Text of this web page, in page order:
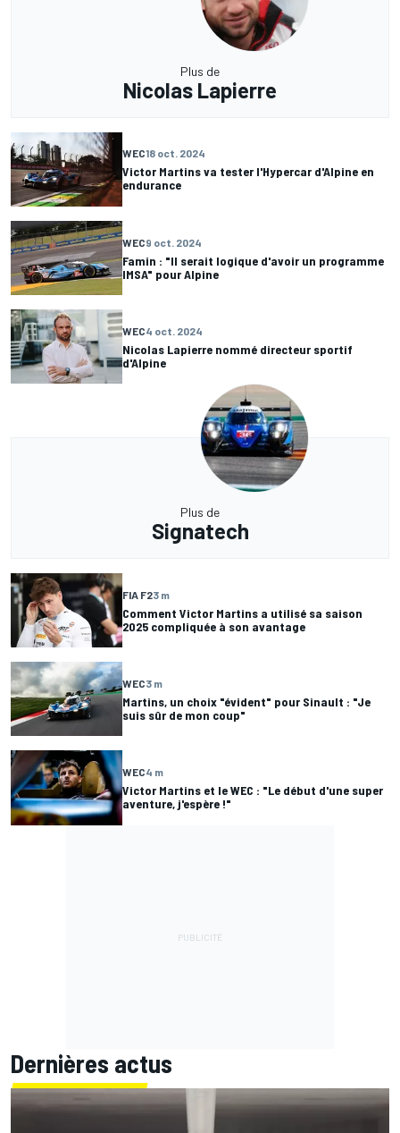
Plus de
Nicolas Lapierre
WEC18 oct. 2024
Victor Martins va tester l'Hypercar d'Alpine en
endurance
WEC9 oct. 2024
Famin : "Il serait logique d'avoir un programme
IMSA" pour Alpine
WEC4 oct. 2024
Nicolas Lapierre nommé directeur sportif
d'Alpine
Plus de
Signatech
FIA F23 m
Comment Victor Martins a utilisé sa saison
2025 compliquée à son avantage
WEC3 m
Martins, un choix "évident" pour Sinault : "Je
suis sûr de mon coup"
WEC4 m
Victor Martins et le WEC : "Le début d'une super
aventure, j'espère !"
Dernières actus